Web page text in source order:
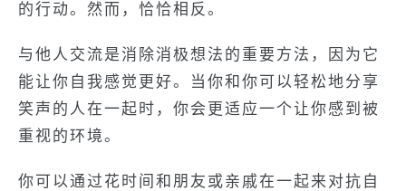
的行动。然而，恰恰相反。
与他人交流是消除消极想法的重要方法，因为它
能让你自我感觉更好。当你和你可以轻松地分享
笑声的人在一起时，你会更适应一个让你感到被
重视的环境。
你可以通过花时间和朋友或亲戚在一起来对抗自